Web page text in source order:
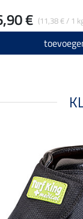
(11,38 € / 1
€